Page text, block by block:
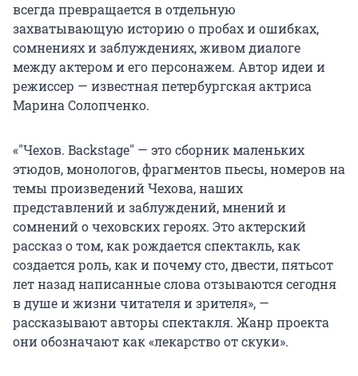
всегда превращается в отдельную
захватывающую историю о пробах и ошибках,
сомнениях и заблуждениях, живом диалоге
между актером и его персонажем. Автор идеи и
режиссер — известная петербургская актриса
Марина Солопченко.
«"Чехов. Backstage" — это сборник маленьких
этюдов, монологов, фрагментов пьесы, номеров на
темы произведений Чехова, наших
представлений и заблуждений, мнений и
сомнений о чеховских героях. Это актерский
рассказ о том, как рождается спектакль, как
создается роль, как и почему сто, двести, пятьсот
лет назад написанные слова отзываются сегодня
в душе и жизни читателя и зрителя», —
рассказывают авторы спектакля. Жанр проекта
они обозначают как «лекарство от скуки».